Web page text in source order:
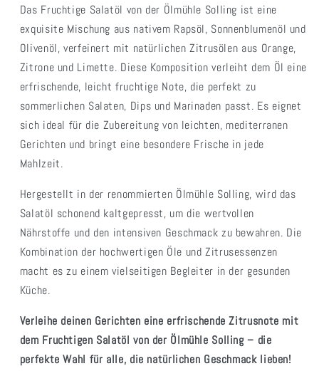
Das Fruchtige Salatöl von der Ölmühle Solling ist eine
exquisite Mischung aus nativem Rapsöl, Sonnenblumenöl und
Olivenöl, verfeinert mit natürlichen Zitrusölen aus Orange,
Zitrone und Limette. Diese Komposition verleiht dem Öl eine
erfrischende, leicht fruchtige Note, die perfekt zu
sommerlichen Salaten, Dips und Marinaden passt. Es eignet
sich ideal für die Zubereitung von leichten, mediterranen
Gerichten und bringt eine besondere Frische in jede
Mahlzeit.
Hergestellt in der renommierten Ölmühle Solling, wird das
Salatöl schonend kaltgepresst, um die wertvollen
Nährstoffe und den intensiven Geschmack zu bewahren. Die
Kombination der hochwertigen Öle und Zitrusessenzen
macht es zu einem vielseitigen Begleiter in der gesunden
Küche.
Verleihe deinen Gerichten eine erfrischende Zitrusnote mit
dem Fruchtigen Salatöl von der Ölmühle Solling – die
perfekte Wahl für alle, die natürlichen Geschmack lieben!